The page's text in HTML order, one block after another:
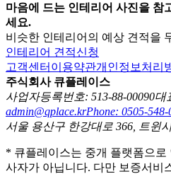
마음에 드는 인테리어 사진을 참
세요.
비슷한 인테리어의 예상 견적을
인테리어 견적신청
고객센터 이용약관개인정보처리
주식회사 큐플레이스
사업자등록번호: 513-88-00090대
admin@qplace.krPhone: 0505-548-
서울 용산구 한강대로 366, 트윈
* 큐플레이스는 중개 플랫폼으
사자가 아닙니다. 다만 보증서비